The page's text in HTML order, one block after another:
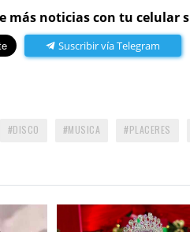
más noticias con tu celular
Suscribir vía Telegram
DISCO MUSICA PLACERES